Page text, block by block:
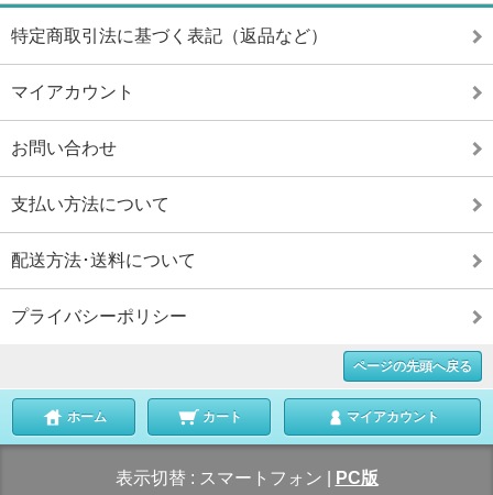
特定商取引法に基づく表記（返品など）
マイアカウント
お問い合わせ
支払い方法について
配送方法･送料について
プライバシーポリシー
ページの先頭へ戻る
ホーム カート マイアカウント
表示切替 : スマートフォン PC版